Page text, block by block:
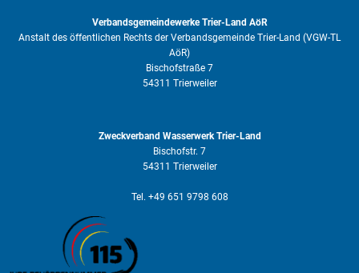
Verbandsgemeindewerke Trier-Land AöR
Anstalt des öffentlichen Rechts der Verbandsgemeinde Trier-Land (VGW-TL
AöR)
Bischofstraße 7
54311 Trierweiler
Zweckverband Wasserwerk Trier-Land
Bischofstr. 7
54311 Trierweiler
Tel. +49 651 9798 608